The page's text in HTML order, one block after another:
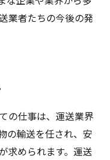
業者たちの今後の発
の仕事は、運送業界
の輸送を任され、安
求められます。運送